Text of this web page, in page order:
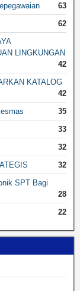
63
62
LINGKUNGAN
42
KATALOG
42
35
33
32
32
SPT Bagi
28
22